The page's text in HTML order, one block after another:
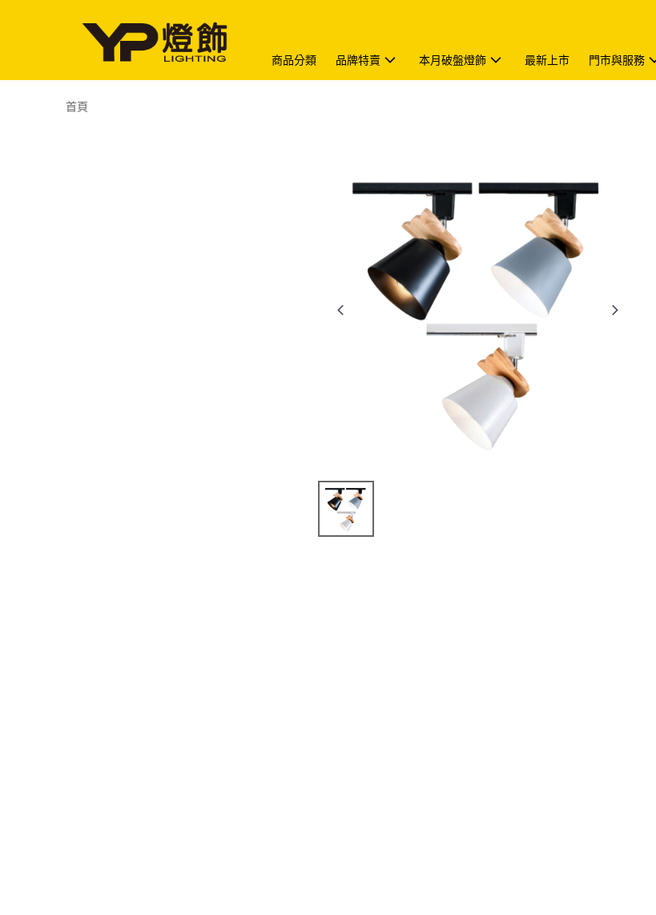
商品分類 品牌特賣 本月破盤燈飾 最新上市 門市與服務
首頁